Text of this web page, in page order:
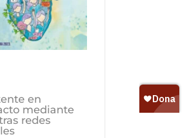
en
mediante
redes